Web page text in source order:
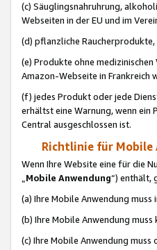
(c) Säuglingsnahruhrung,
Webseiten in der EU und im
(d) pflanzliche
(e) Produkte ohne
Amazon-Webseite in Frankreich
(f) jedes Produkt oder jede
erhältst eine Warnung, wenn ein
Central ausgeschlossen ist.
Richtlinie für Mobile
Wenn Ihre Website eine für die
„Mobile Anwendung“) enthält,
(a) Ihre Mobile Anwendung
(b) Ihre Mobile Anwendung
(c) Ihre Mobile Anwendung muss